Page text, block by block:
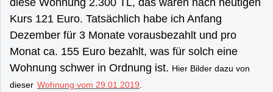
Kurs 121 Euro. Tatsächlich habe ich Anfang
Dezember für 3 Monate vorausbezahlt und pro
Monat ca. 155 Euro bezahlt, was für solch eine
Wohnung schwer in Ordnung ist. Hier Bilder dazu von
dieser Wohnung vom 29.01.2019